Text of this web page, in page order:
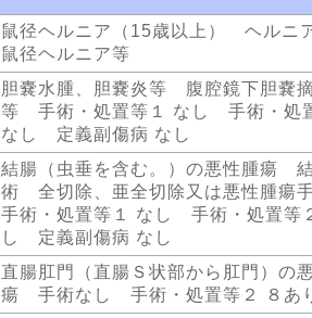
鼠径ヘルニア（15歳以上） ヘル
鼠径ヘルニア等
胆嚢水腫、胆嚢炎等 腹腔鏡下胆嚢
等 手術・処置等１ なし 手術・処
なし 定義副傷病 なし
結腸（虫垂を含む。）の悪性腫瘍
術 全切除、亜全切除又は悪性腫
手術・処置等１ なし 手術・処置等
し 定義副傷病 なし
直腸肛門（直腸Ｓ状部から肛門）の
瘍 手術なし 手術・処置等２ ８あ